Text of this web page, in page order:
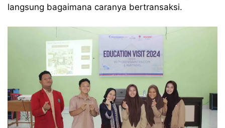
langsung bagaimana caranya bertransaksi.